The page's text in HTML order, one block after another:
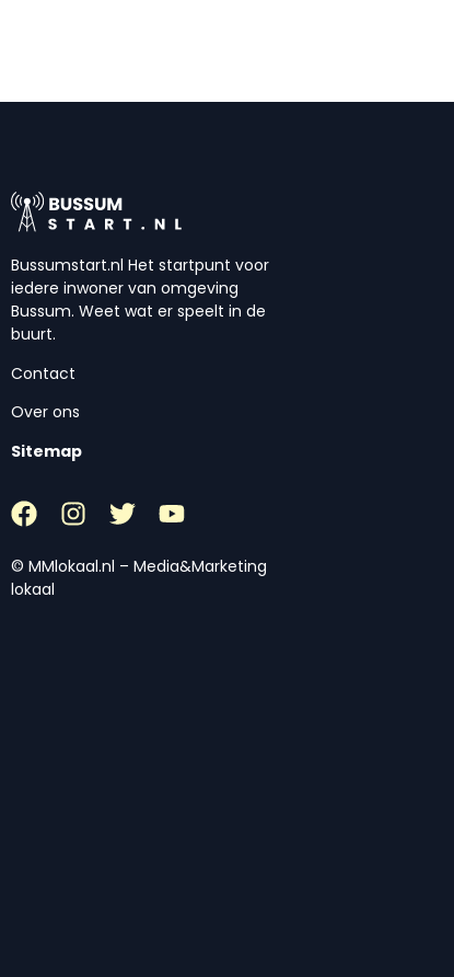
Bussumstart.nl Het startpunt voor
iedere inwoner van omgeving
Bussum. Weet wat er speelt in de
buurt.
Contact
Over ons
Sitemap
© MMlokaal.nl – Media&Marketing
lokaal